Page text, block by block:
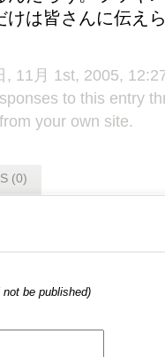
けは皆さんに伝え
11月 1st, 2005,
to this entry
from your own site.
(0)
not be published)